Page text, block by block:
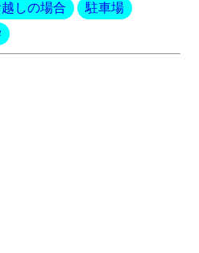
しの場合
駐車場